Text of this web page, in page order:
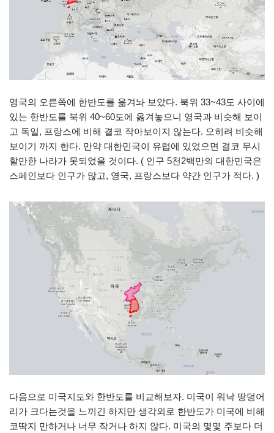
영국의 오른쪽에 한반도를 옮겨놔 보았다. 북위 33~43도 사이에
있는 한반도를 북위 40~60도에 옮겨놓으니 영국과 비슷해 보이
고 독일, 프랑스에 비해 결코 작아보이지 않는다. 오히려 비슷해
보이기 까지 한다. 만약 대한민국이 유럽에 있었으면 결코 무시
할만한 나라가 못되었을 것이다. ( 인구 5천2백만의 대한민국은
스페인보다 인구가 많고, 영국, 프랑스보다 약간 인구가 적다. )
다음으로 미국지도와 한반도를 비교해보자. 미국이 워낙 땅덩어
리가 크다는것을 느끼긴 하지만 생각외로 한반도가 미국에 비해
코딱지 만하거나 너무 작거나 하지 않다. 미국의 몇몇 주보다 더